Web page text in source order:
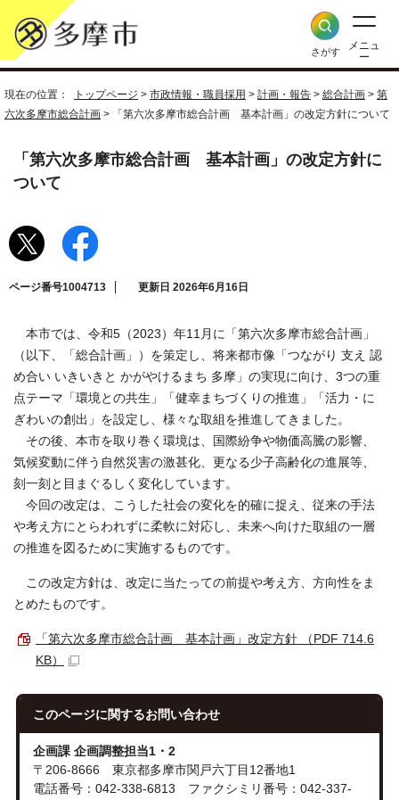
さがす
メニュ
ー
現在の位置： トップページ > 市政情報・職員採用 > 計画・報告 > 総合計画 > 第
六次多摩市総合計画 > 「第六次多摩市総合計画 基本計画」の改定方針について
「第六次多摩市総合計画 基本計画」の改定方針に
ついて
ページ番号1004713 更新日 2026年6月16日
本市では、令和5（2023）年11月に「第六次多摩市総合計画」
（以下、「総合計画」）を策定し、将来都市像「つながり 支え 認
め合い いきいきと かがやけるまち 多摩」の実現に向け、3つの重
点テーマ「環境との共生」「健幸まちづくりの推進」「活力・に
ぎわいの創出」を設定し、様々な取組を推進してきました。
その後、本市を取り巻く環境は、国際紛争や物価高騰の影響、
気候変動に伴う自然災害の激甚化、更なる少子高齢化の進展等、
刻一刻と目まぐるしく変化しています。
今回の改定は、こうした社会の変化を的確に捉え、従来の手法
や考え方にとらわれずに柔軟に対応し、未来へ向けた取組の一層
の推進を図るために実施するものです。
この改定方針は、改定に当たっての前提や考え方、方向性をま
とめたものです。
「第六次多摩市総合計画 基本計画」改定方針 （PDF 714.6
KB）
このページに関するお問い合わせ
企画課 企画調整担当1・2
〒206-8666 東京都多摩市関戸六丁目12番地1
電話番号：042-338-6813 ファクシミリ番号：042-337-